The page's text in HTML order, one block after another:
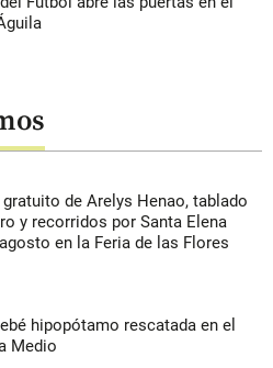
de Arelys Henao, tablado
y recorridos por Santa Elena
en la Feria de las Flores
hipopótamo rescatada en el
Medio